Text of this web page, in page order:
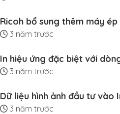
Ricoh bổ sung thêm máy
3 năm trước
In hiệu ứng đặc biệt với
3 năm trước
Dữ liệu hình ảnh đầu tư vào
3 năm trước